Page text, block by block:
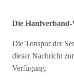
Die Hanfverband-
Die Tonspur der
dieser Nachricht
Verfügung.